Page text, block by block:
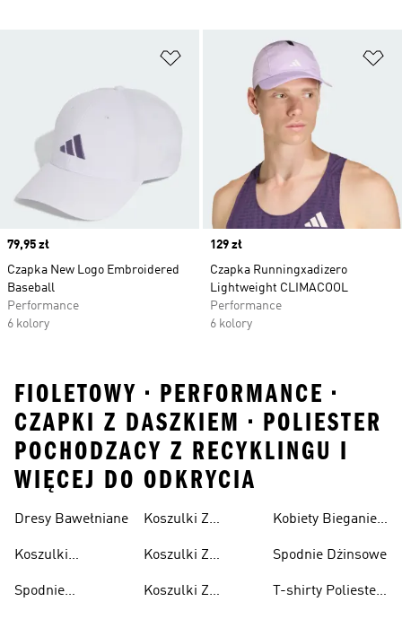
Dodaj do listy życzeń
Price
79,95 zł
Czapka New Logo Embroidered
Baseball
Performance
6 kolory
Price
129 zł
Czapka Runningxadizero
Lightweight CLIMACOOL
Performance
6 kolory
FIOLETOWY • PERFORMANCE •
CZAPKI Z DASZKIEM • POLIESTER
POCHODZACY Z RECYKLINGU I
WIĘCEJ DO ODKRYCIA
Dresy Bawełniane
Koszulki
Spodnie
Koszulki Z
Męskie
Koszulki Z
Damska
Koszulki Z
Lifestyle
Kobiety Bieganie I
Spodnie Dżinsowe
T-shirty Poliester